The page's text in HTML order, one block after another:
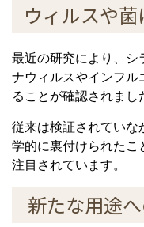
ウィルスや
最近の研究により、シ
ナウィルスやインフル
ることが確認されまし
従来は検証されていな
学的に裏付けられたこ
注目されています。
新たな用途